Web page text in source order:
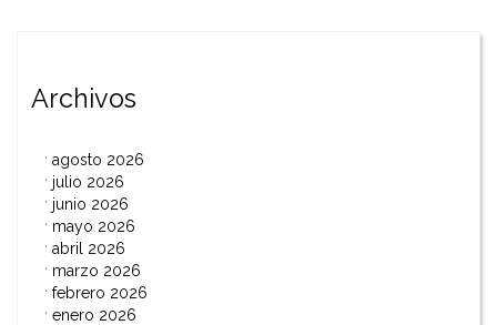
Archivos
agosto 2026
julio 2026
junio 2026
mayo 2026
abril 2026
marzo 2026
febrero 2026
enero 2026